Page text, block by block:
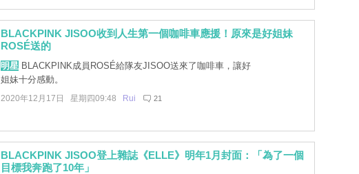
BLACKPINK JISOO收到人生第一個咖啡車應援！原來是好姐妹
ROSÉ送的
明星BLACKPINK成員ROSÉ給隊友JISOO送來了咖啡車，讓好
姐妹十分感動。
2020年12月17日 星期四09:48 Rui 21
BLACKPINK JISOO登上雜誌《ELLE》明年1月封面：「為了一個
目標我奔跑了10年」